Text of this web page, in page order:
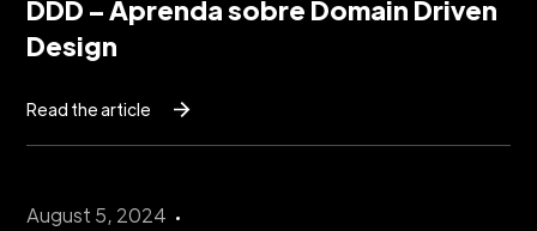
DDD – Aprenda sobre Domain Driven
Design
Read the article
August 5, 2024